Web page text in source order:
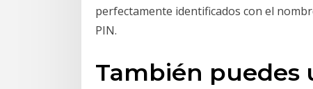
perfectamente identificados con el
PIN.
También puedes